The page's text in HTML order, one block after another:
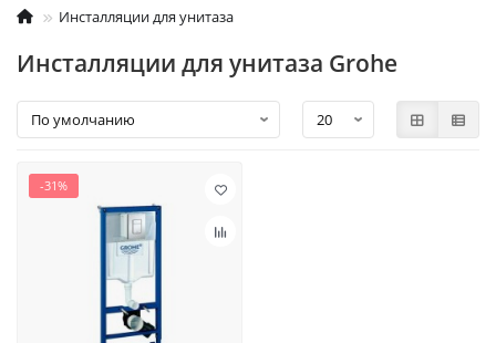
Инсталляции для унитаза
Инсталляции для унитаза Grohe
-31%